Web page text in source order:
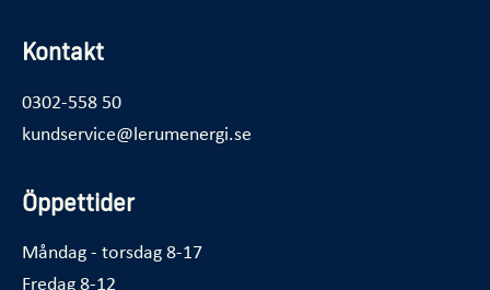
Kontakt
0302-558 50
kundservice@lerumenergi.se
Öppettider
Måndag - torsdag 8-17
Fredag 8-12